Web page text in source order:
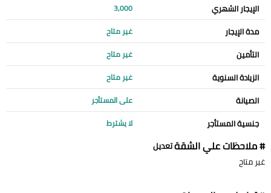
الإيجار الشهري 3,000
مدة الإيجار غير متاح
التأمين غير متاح
الزيادة السنوية غير متاح
الصيانة على المستأجر
جنسية المستأجر لا يشترط
# ملاحظات علي الشقةتعديل
غير متاح